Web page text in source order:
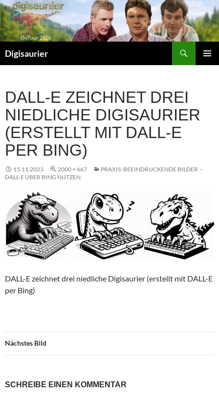
Zum
Inhalt
springen
Digisaurier
DALL-E ZEICHNET DREI
NIEDLICHE DIGISAURIER
(ERSTELLT MIT DALL-E
PER BING)
15.11.2023 2000 × 667
PRAXIS: BEEINDRUCKENDE BILDER –
DALL-E ÜBER BING NUTZEN
DALL-E zeichnet drei niedliche Digisaurier (erstellt mit DALL-E
per Bing)
Nächstes Bild
SCHREIBE EINEN KOMMENTAR